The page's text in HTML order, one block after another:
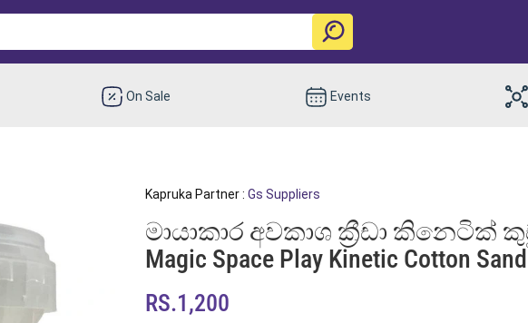
On Sale Events
Kapruka Partner : Gs Suppliers
මායාකාර අවකාශ ක්‍රීඩා කිනෙටික්
Magic Space Play Kinetic Cotton
RS.1,200